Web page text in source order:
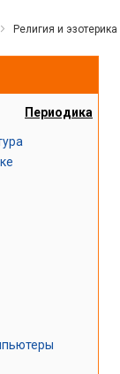
Религия и эзотерика
Периодика